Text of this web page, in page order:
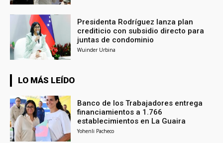
Presidenta Rodríguez lanza plan
crediticio con subsidio directo para
juntas de condominio
Wuinder Urbina
LO MÁS LEÍDO
Banco de los Trabajadores entrega
financiamientos a 1.766
establecimientos en La Guaira
Yohenli Pacheco